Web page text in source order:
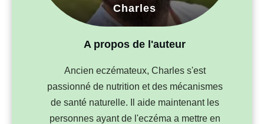
Charles
A propos de l'auteur
Ancien eczémateux, Charles s'est
passionné de nutrition et des mécanismes
de santé naturelle. Il aide maintenant les
personnes ayant de l'eczéma a mettre en